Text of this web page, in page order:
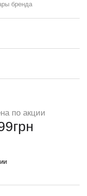
бренда
по акции